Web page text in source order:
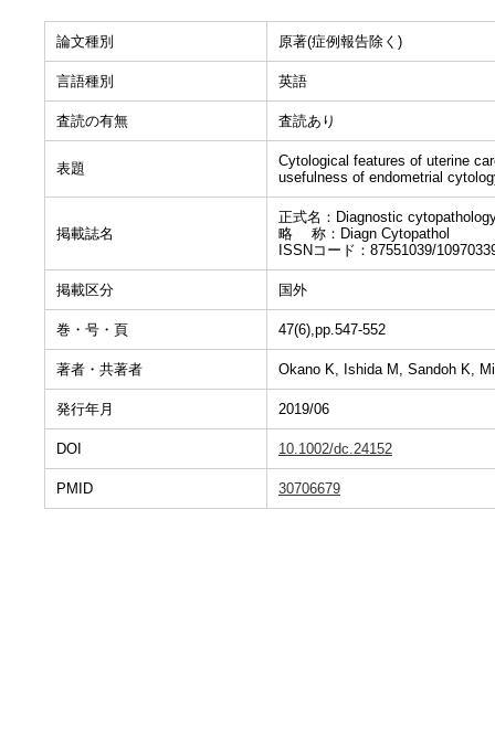
論文種別 原著(症例報告除く)
言語種別 英語
査読の有無 査読あり
表題
Cytological features of uterine
usefulness of endometrial
掲載誌名
正式名：Diagnostic
略 称：Diagn Cytopathol
ISSNコード：87551039/
掲載区分 国外
巻・号・頁 47(6),pp.547-552
著者・共著者 Okano K, Ishida M, Sandoh K,
発行年月 2019/06
DOI 10.1002/dc.24152
PMID 30706679